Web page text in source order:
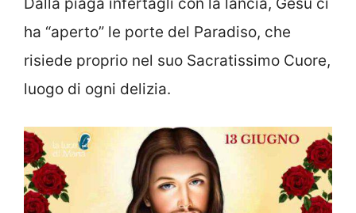
Dalla piaga infertagli con la lancia, Gesù ci
ha “aperto” le porte del Paradiso, che
risiede proprio nel suo Sacratissimo Cuore,
luogo di ogni delizia.